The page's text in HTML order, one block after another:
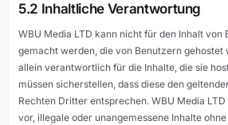
5.2 Inhaltliche Verantwortung
WBU Media LTD kann nicht für den Inhalt
gemacht werden, die von Benutzern gehostet
allein verantwortlich für die Inhalte, die sie
müssen sicherstellen, dass diese den
Rechten Dritter entsprechen. WBU Media
vor, illegale oder unangemessene Inhalte